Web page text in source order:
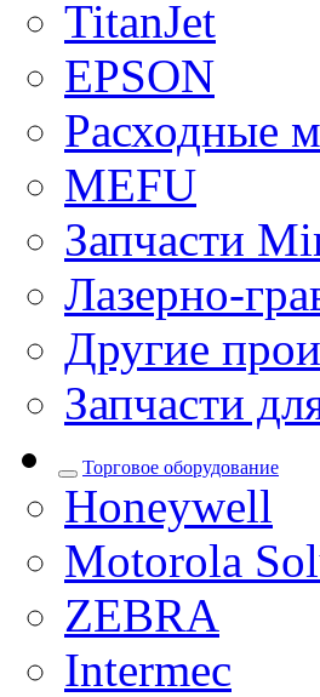
TitanJet
EPSON
Расходные
MEFU
Запчасти
Лазерно-
Другие
Запчасти
Торговое оборудование
Honeywell
Motorola
ZEBRA
Intermec